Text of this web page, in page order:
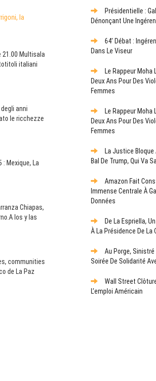
la
21.00 Multisala
italiani
anni
le ricchezze
Mexique, La
Chiapas,
los y las
communities
de La Paz
Présidentielle :
Dénonçant Une
64’ Débat :
Dans Le Viseur
Le Rappeur Moha
Deux Ans Pour Des
Femmes
Le Rappeur Moha
Deux Ans Pour Des
Femmes
La Justice Bloque
Bal De Trump, Qui Va
Amazon Fait
Immense Centrale À
Données
De La Espriella,
À La Présidence De La
Au Porge,
Soirée De Solidarité
Wall Street
L’emploi Américain